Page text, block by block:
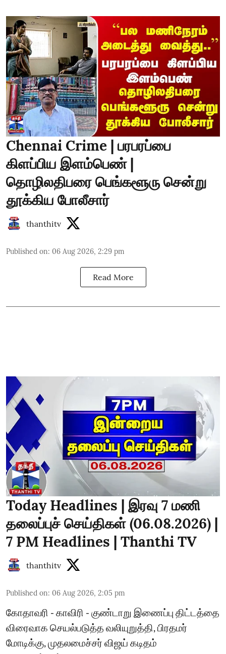
Chennai Crime | பரபரப்பை
கிளப்பிய இளம்பெண் |
தொழிலதிபரை பெங்களூரு சென்று
தூக்கிய போலீசார்
thanthitv
Published on: 06 Aug 2026, 2:29 pm
Read More
Today Headlines | இரவு 7 மணி
தலைப்புச் செய்திகள் (06.08.2026) |
7 PM Headlines | Thanthi TV
thanthitv
Published on: 06 Aug 2026, 2:05 pm
கோதாவரி - காவிரி - குண்டாறு இணைப்பு திட்டத்தை
விரைவாக செயல்படுத்த வலியுறுத்தி, பிரதமர்
மோடிக்கு, முதலமைச்சர் விஜய் கடிதம்